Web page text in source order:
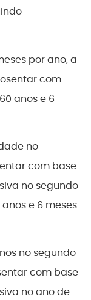
por ano, a
com
anos e 6
no
com base
no segundo
e 6 meses
no segundo
com base
no ano de